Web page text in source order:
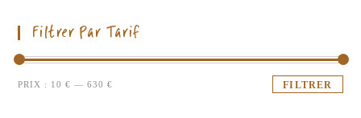
Filtrer Par Tarif
FILTRER
PRIX : 10 € —630 €